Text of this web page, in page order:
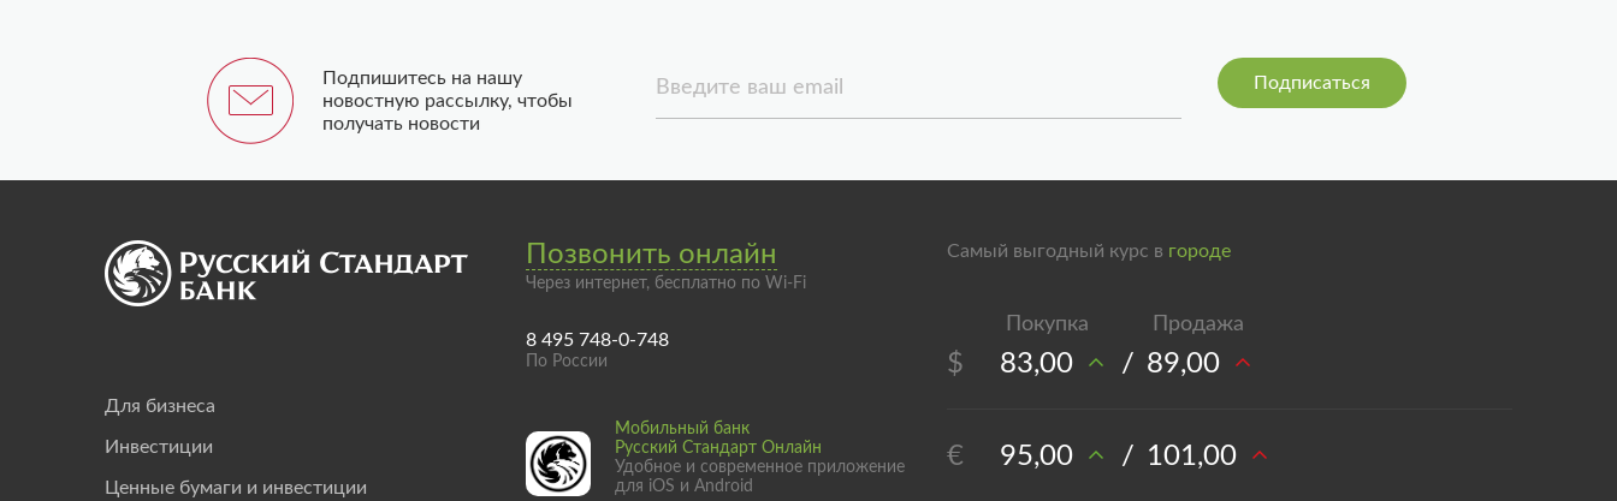
Подпишитесь на нашу
новостную рассылку, чтобы
получать новости
Введите ваш email
Позвонить онлайн
Через интернет, бесплатно по Wi-Fi
8 495 748-0-748
По России
Для бизнеса
Инвестиции
Ценные бумаги и инвестиции
Мобильный банк
Русский Стандарт Онлайн
Удобное и современное приложение
для iOS и Android
Самый выгодный курс в городе
$ 83,00 / 89,00
€ 95,00 / 101,00